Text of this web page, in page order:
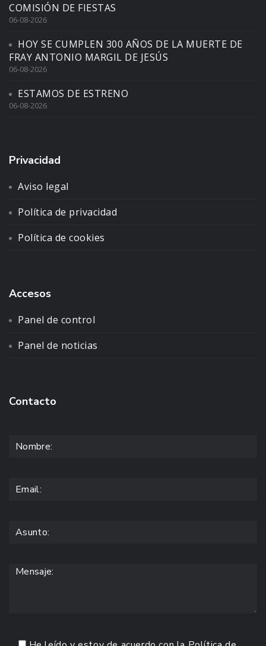
COMISIÓN DE FIESTAS
06-08-2026
HOY SE CUMPLEN 300 AÑOS DE LA MUERTE DE
FRAY ANTONIO MARGIL DE JESÚS
06-08-2026
ESTAMOS DE ESTRENO
06-08-2026
Privacidad
Aviso legal
Política de privacidad
Política de cookies
Accesos
Panel de control
Panel de noticias
Contacto